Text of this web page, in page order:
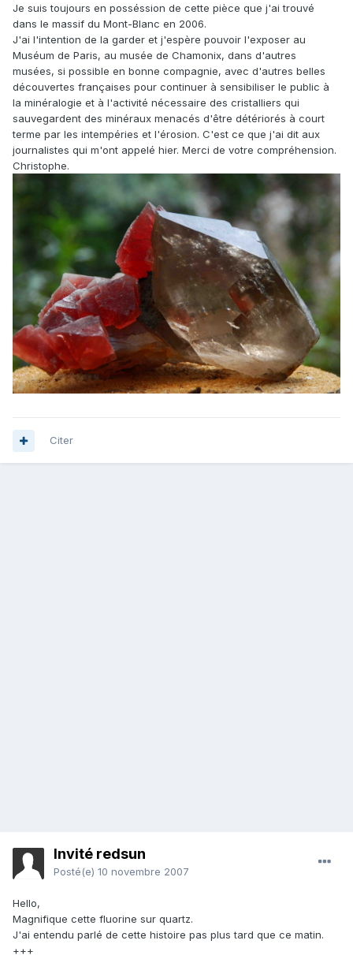
Je suis toujours en posséssion de cette pièce que j'ai trouvé
dans le massif du Mont-Blanc en 2006.
J'ai l'intention de la garder et j'espère pouvoir l'exposer au
Muséum de Paris, au musée de Chamonix, dans d'autres
musées, si possible en bonne compagnie, avec d'autres belles
découvertes françaises pour continuer à sensibiliser le public à
la minéralogie et à l'activité nécessaire des cristalliers qui
sauvegardent des minéraux menacés d'être détériorés à court
terme par les intempéries et l'érosion. C'est ce que j'ai dit aux
journalistes qui m'ont appelé hier. Merci de votre compréhension.
Christophe.
Citer
Invité redsun
Posté(e) 10 novembre 2007
Hello,
Magnifique cette fluorine sur quartz.
J'ai entendu parlé de cette histoire pas plus tard que ce matin.
+++